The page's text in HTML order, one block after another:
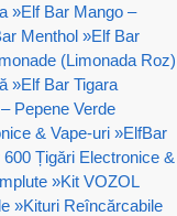
»Elf Bar Mango –
Menthol »Elf Bar
(Limonada Roz)
»Elf Bar Tigara
Pepene Verde
& Vape-uri »ElfBar
600 Țigări Electronice &
»Kit VOZOL
»Kituri Reîncărcabile